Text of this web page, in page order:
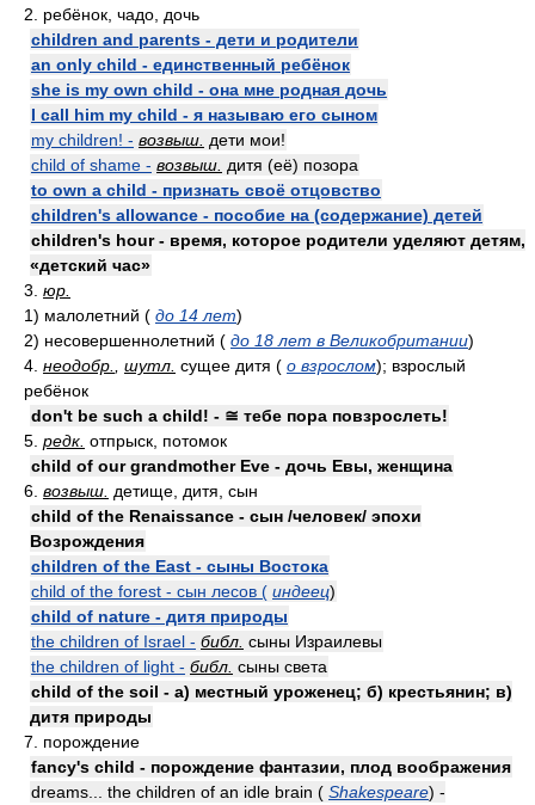
2. ребёнок, чадо, дочь
children and parents - дети и родители
an only child - единственный ребёнок
she is my own child - она мне родная дочь
I call him my child - я называю его сыном
my children! - возвыш. дети мои!
child of shame - возвыш. дитя (её) позора
to own a child - признать своё отцовство
children's allowance - пособие на (содержание) детей
children's hour - время, которое родители уделяют детям,
«детский час»
3. юр.
1) малолетний ( до 14 лет)
2) несовершеннолетний ( до 18 лет в Великобритании)
4. неодобр. шутл. сущее дитя ( о взрослом); взрослый
ребёнок
don't be such a child! - ≅ тебе пора повзрослеть!
5. редк. отпрыск, потомок
child of our grandmother Eve - дочь Евы, женщина
6. возвыш. детище, дитя, сын
child of the Renaissance - сын /человек/ эпохи
Возрождения
children of the East - сыны Востока
child of the forest - сын лесов ( индеец)
child of nature - дитя природы
the children of Israel - библ. сыны Израилевы
the children of light - библ. сыны света
child of the soil - а) местный уроженец; б) крестьянин; в)
дитя природы
7. порождение
fancy's child - порождение фантазии, плод воображения
dreams... the children of an idle brain ( Shakespeare) -